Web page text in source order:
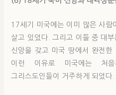
17세기 미국에는 이미 많은 사람
살고 있었다. 그리고 이들 중 대
신앙을 갖고 미국 땅에서 완전한
이런 이유로 미국에는 처
그리스도인들이 거주하게 되었다.